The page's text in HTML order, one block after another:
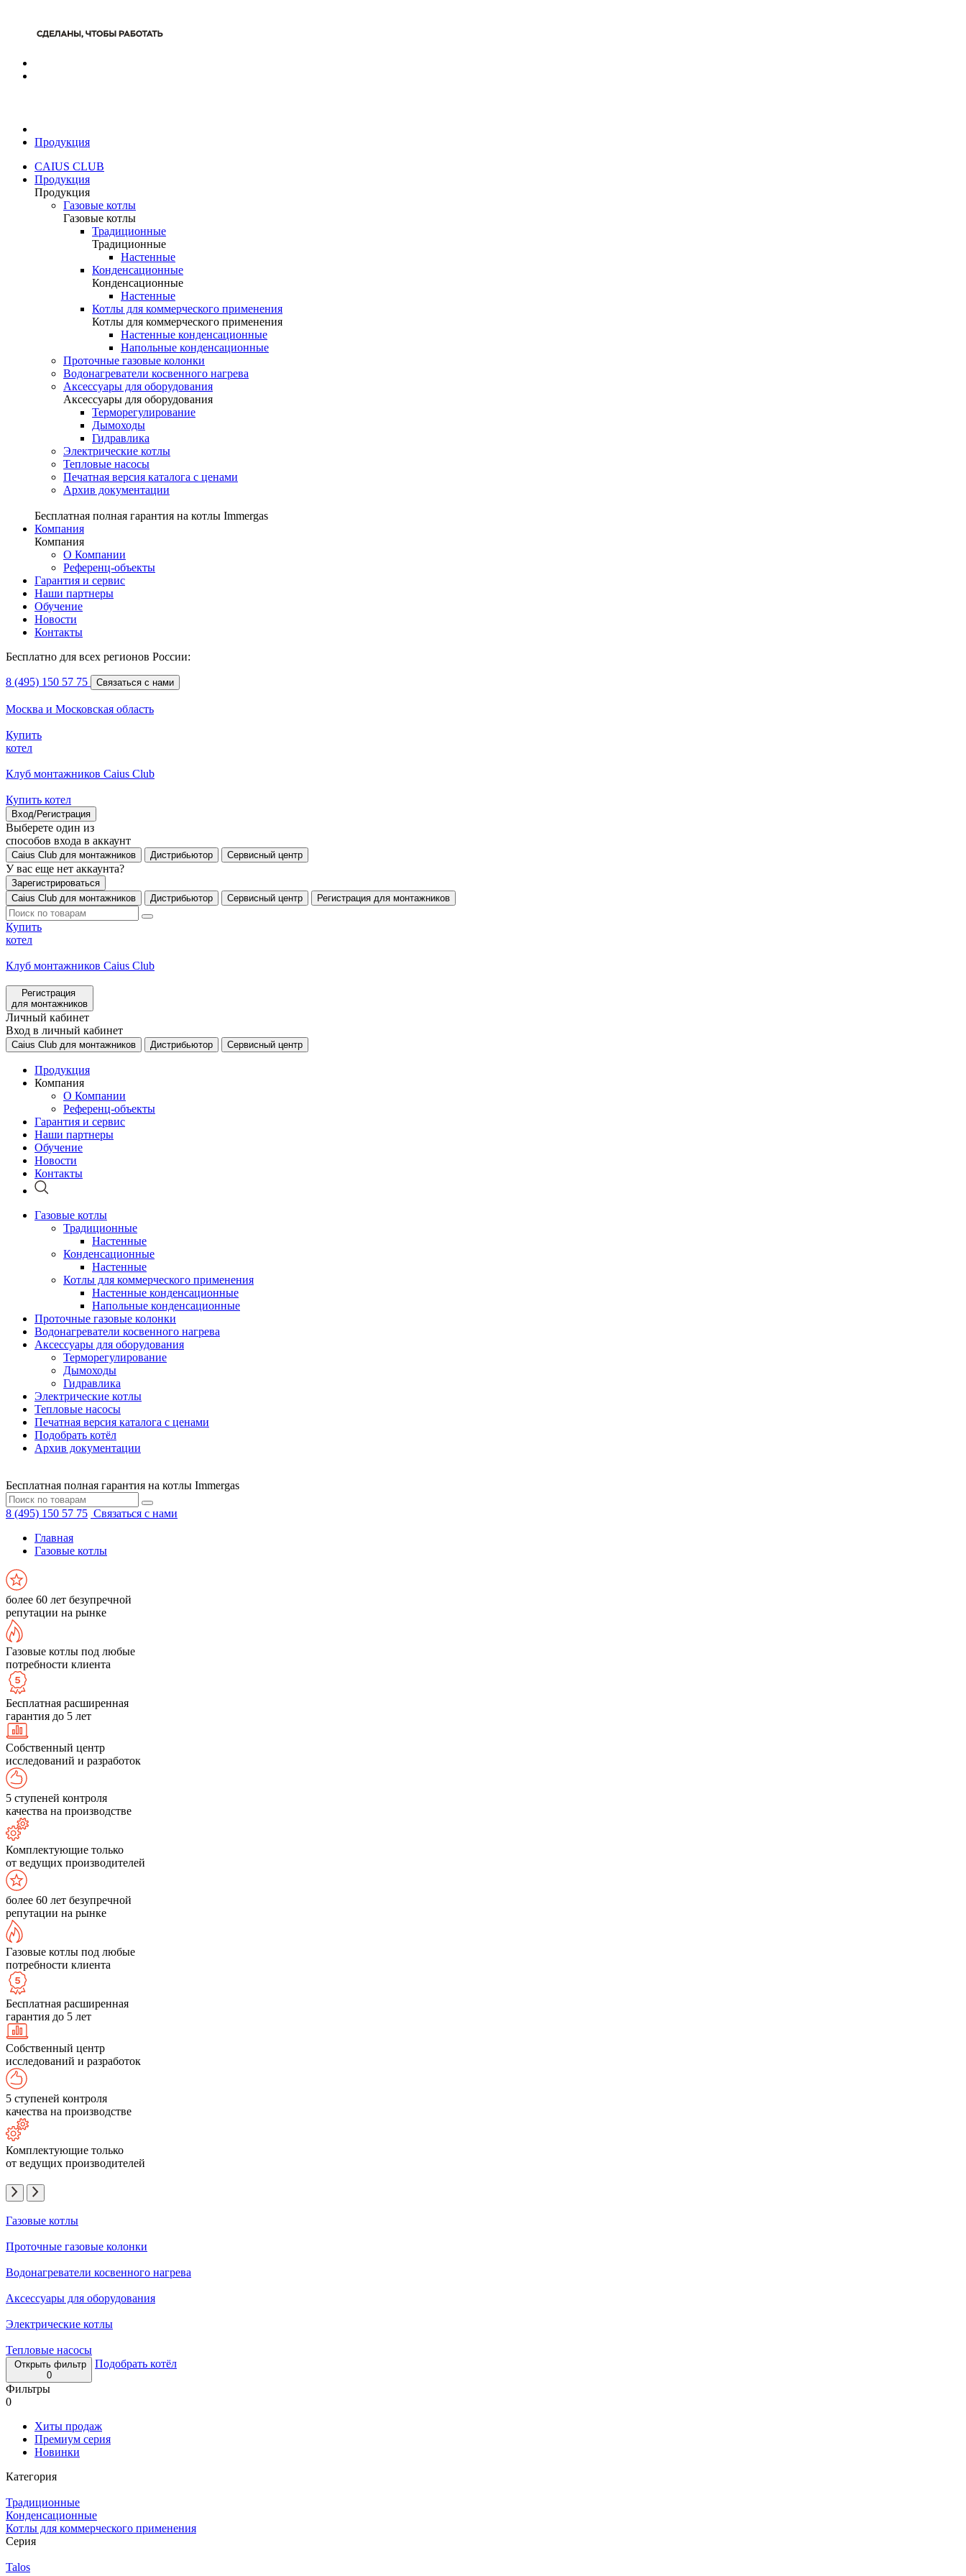
Продукция
CAIUS CLUB
Продукция
Продукция
Газовые котлы
Газовые котлы
Традиционные
Традиционные
Настенные
Конденсационные
Конденсационные
Настенные
Котлы для коммерческого применения
Котлы для коммерческого применения
Настенные конденсационные
Напольные конденсационные
Проточные газовые колонки
Водонагреватели косвенного нагрева
Аксессуары для оборудования
Аксессуары для оборудования
Терморегулирование
Дымоходы
Гидравлика
Электрические котлы
Тепловые насосы
Печатная версия каталога с ценами
Архив документации
Бесплатная полная гарантия на котлы Immergas
Компания
Компания
О Компании
Референц-объекты
Гарантия и сервис
Наши партнеры
Обучение
Новости
Контакты
Бесплатно для всех регионов России:
8 (495) 150 57 75 Связаться с нами
Москва и Московская область
Купить
котел
Клуб монтажников Caius Club
Купить котел
Вход/Регистрация
Выберете один из
способов входа в аккаунт
Caius Club для монтажников Дистрибьютор Сервисный центр
У вас еще нет аккаунта?
Зарегистрироваться
Caius Club для монтажников
Дистрибьютор Сервисный центр Регистрация для монтажников
Купить
котел
Клуб монтажников Caius Club
Регистрация
для монтажников
Личный кабинет
Вход в личный кабинет
Caius Club для монтажников Дистрибьютор Сервисный центр
Продукция
Компания
О Компании
Референц-объекты
Гарантия и сервис
Наши партнеры
Обучение
Новости
Контакты
Газовые котлы
Традиционные
Настенные
Конденсационные
Настенные
Котлы для коммерческого применения
Настенные конденсационные
Напольные конденсационные
Проточные газовые колонки
Водонагреватели косвенного нагрева
Аксессуары для оборудования
Терморегулирование
Дымоходы
Гидравлика
Электрические котлы
Тепловые насосы
Печатная версия каталога с ценами
Подобрать котёл
Архив документации
Бесплатная полная гарантия на котлы Immergas
8 (495) 150 57 75 Связаться с нами
Главная
Газовые котлы
более 60 лет безупречной
репутации на рынке
Газовые котлы под любые
потребности клиента
Бесплатная расширенная
гарантия до 5 лет
Собственный центр
исследований и разработок
5 ступеней контроля
качества на производстве
Комплектующие только
от ведущих производителей
более 60 лет безупречной
репутации на рынке
Газовые котлы под любые
потребности клиента
Бесплатная расширенная
гарантия до 5 лет
Собственный центр
исследований и разработок
5 ступеней контроля
качества на производстве
Комплектующие только
от ведущих производителей
Газовые котлы
Проточные газовые колонки
Водонагреватели косвенного нагрева
Аксессуары для оборудования
Электрические котлы
Тепловые насосы
Открыть фильтр
0
Подобрать котёл
Фильтры
0
Хиты продаж
Премиум серия
Новинки
Категория
Традиционные
Конденсационные
Котлы для коммерческого применения
Серия
Talos